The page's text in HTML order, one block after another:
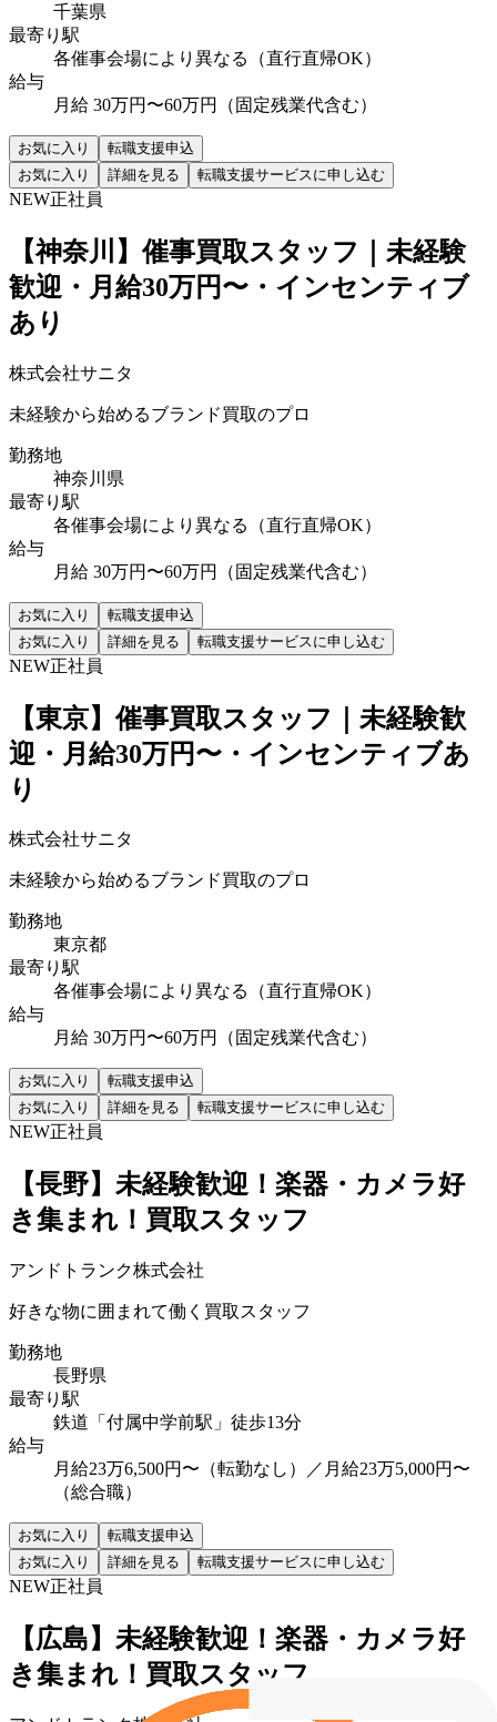
千葉県
最寄り駅
各催事会場により異なる（直行直帰OK）
給与
月給 30万円〜60万円（固定残業代含む）
お気に入り
転職支援申込
お気に入り
詳細を見る 転職支援サービスに申し込む
NEW正社員
【神奈川】催事買取スタッフ｜未経験
歓迎・月給30万円〜・インセンティブ
あり
株式会社サニタ
未経験から始めるブランド買取のプロ
勤務地
神奈川県
最寄り駅
各催事会場により異なる（直行直帰OK）
給与
月給 30万円〜60万円（固定残業代含む）
お気に入り
転職支援申込
お気に入り
詳細を見る 転職支援サービスに申し込む
NEW正社員
【東京】催事買取スタッフ｜未経験歓
迎・月給30万円〜・インセンティブあ
り
株式会社サニタ
未経験から始めるブランド買取のプロ
勤務地
東京都
最寄り駅
各催事会場により異なる（直行直帰OK）
給与
月給 30万円〜60万円（固定残業代含む）
お気に入り
転職支援申込
お気に入り
詳細を見る 転職支援サービスに申し込む
NEW正社員
【長野】未経験歓迎！楽器・カメラ好
き集まれ！買取スタッフ
アンドトランク株式会社
好きな物に囲まれて働く買取スタッフ
勤務地
長野県
最寄り駅
鉄道「付属中学前駅」徒歩13分
給与
月給23万6,500円〜（転勤なし）／月給23万5,000円〜
（総合職）
お気に入り
転職支援申込
お気に入り
詳細を見る 転職支援サービスに申し込む
NEW正社員
【広島】未経験歓迎！楽器・カメラ好
き集まれ！買取スタッフ